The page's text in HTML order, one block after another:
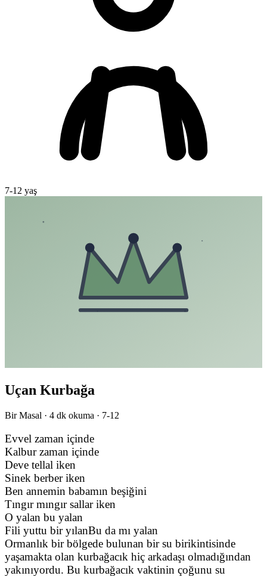
7-12 yaş
Uçan Kurbağa
Bir Masal · 4 dk okuma · 7-12
Evvel zaman içinde
Kalbur zaman içinde
Deve tellal iken
Sinek berber iken
Ben annemin babamın beşiğini
Tıngır mıngır sallar iken
O yalan bu yalan
Fili yuttu bir yılanBu da mı yalan
Ormanlık bir bölgede bulunan bir su birikintisinde
yaşamakta olan kurbağacık hiç arkadaşı olmadığından
yakınıyordu. Bu kurbağacık vaktinin çoğunu su